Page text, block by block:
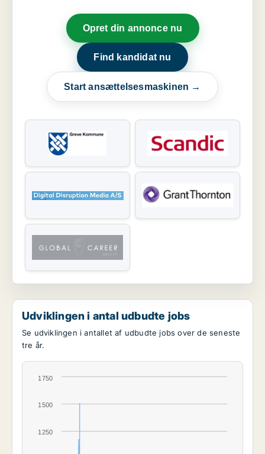
Opret din annonce nu
Find kandidat nu
Start ansættelsesmaskinen →
Udviklingen i antal udbudte jobs
Se udviklingen i antallet af udbudte jobs over de seneste
tre år.
1250
1500
1750